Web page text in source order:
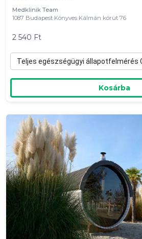
Medklinik Team
1087 Budapest Könyves Kálmán körüt 76
2 540 Ft
Kosárba